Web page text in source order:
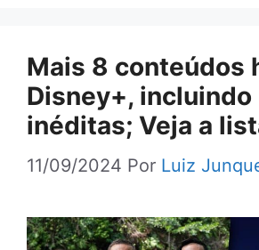
Mais 8 conteúdos
Disney+,
inéditas; Veja a
11/09/2024 Por Luiz